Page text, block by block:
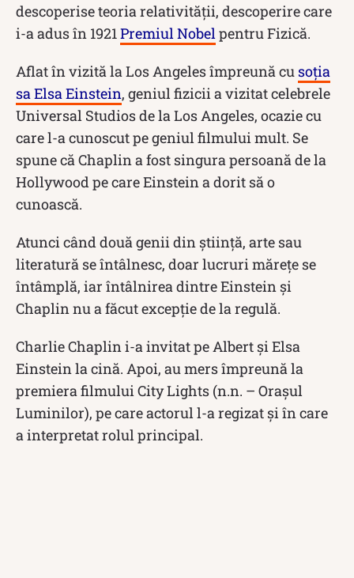
descoperise teoria relativității, descoperire care
i-a adus în 1921Premiul Nobel pentru Fizică.
Aflat în vizită la Los Angeles împreună cu soția
sa Elsa Einstein, geniul fizicii a vizitat celebrele
Universal Studios de la Los Angeles, ocazie cu
care l-a cunoscut pe geniul filmului mult. Se
spune că Chaplin a fost singura persoană de la
Hollywood pe care Einstein a dorit să o
cunoască.
Atunci când două genii din știință, arte sau
literatură se întâlnesc, doar lucruri mărețe se
întâmplă, iar întâlnirea dintre Einstein și
Chaplin nu a făcut excepție de la regulă.
Charlie Chaplin i-a invitat pe Albert și Elsa
Einstein la cină. Apoi, au mers împreună la
premiera filmului City Lights (n.n. – Orașul
Luminilor), pe care actorul l-a regizat și în care
a interpretat rolul principal.